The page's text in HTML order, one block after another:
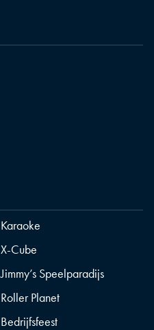
Karaoke
X-Cube
Jimmy’s Speelparadijs
Roller Planet
Bedrijfsfeest